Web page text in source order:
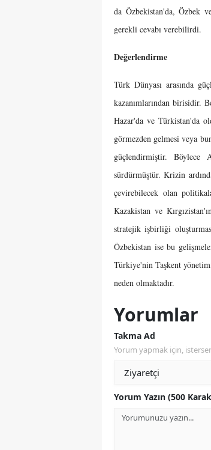
da Özbekistan'da, Özbek
gerekli cevabı verebilirdi.
Değerlendirme
Türk Dünyası arasında
kazanımlarından birisidir.
Hazar'da ve Türkistan'da
görmezden gelmesi veya
güçlendirmiştir. Böylece
sürdürmüştür. Krizin
çevirebilecek olan
Kazakistan ve
stratejik işbirliği
Özbekistan ise bu
Türkiye'nin Taşkent
neden olmaktadır.
Yorumlar
Takma Ad
Yorum yapmak için,
Yorum Yazın (500